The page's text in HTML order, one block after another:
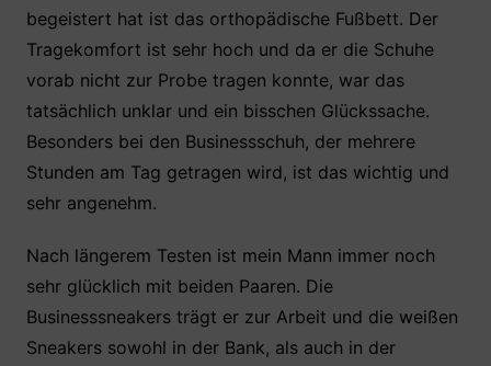
begeistert hat ist das orthopädische Fußbett. Der
Tragekomfort ist sehr hoch und da er die Schuhe
vorab nicht zur Probe tragen konnte, war das
tatsächlich unklar und ein bisschen Glückssache.
Besonders bei den Businessschuh, der mehrere
Stunden am Tag getragen wird, ist das wichtig und
sehr angenehm.
Nach längerem Testen ist mein Mann immer noch
sehr glücklich mit beiden Paaren. Die
Businesssneakers trägt er zur Arbeit und die weißen
Sneakers sowohl in der Bank, als auch in der